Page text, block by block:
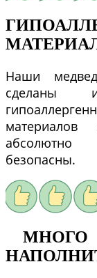
Наши
сделаны
материалов
абсолютно
безопасны.
МНОГО